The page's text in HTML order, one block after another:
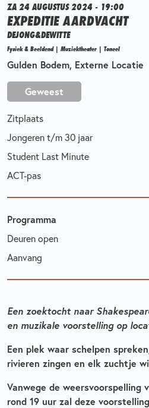
Een zoektocht naar
en muzikale voorstelling op
Een plek waar schelpen
rivieren zingen en elk zuchtje
Vanwege de weersvoorspelling
rond 19 uur zal deze
ZA 24 AUGUSTUS 2024 - 19:00
EXPEDITIE AARDVACHT
DEJONG&DEWITTE
Fysiek & Beeldend | Muziektheater | Toneel
Gulden Bodem, Externe Locatie
Geweest
Zitplaats
Jongeren t/m 30 jaar
Student Last Minute
ACT-pas
Programma
Deuren open
Aanvang